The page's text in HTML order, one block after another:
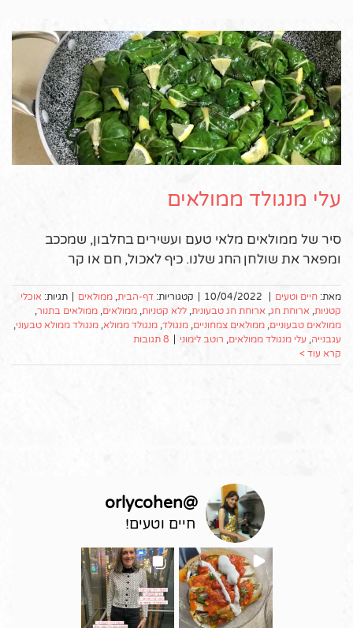
עלי מנגולד ממולאים
סיר של ממולאים מלאי טעם ועשירים בחלבון, שמככב
ומפאר את שולחן החג שלנו. כיף לאכול, חם או קר
מאת: חיים וטעים |
10/04/2022
| קטגוריות: דף-הבית ממולאים | תגיות: אוכלי
קטניות ארוחת חג ארוחת חג טבעונית ללא קטניות ממולאים ממולאים בתנור
ממולאים טבעוניים ממולאים צמחוניים מנגולד מנגולד ממולא מנגולד ממולא טבעוני
עגבנייה עלי מנגולד ממולאים רוטב לימוני | 8 תגובות
קרא עוד >
@
orlycohen
חיים וטעים!